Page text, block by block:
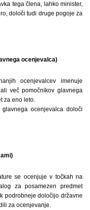
tega člena, lahko minister,
določi tudi druge pogoje za
ocenjevalca)
ocenjevalcev imenuje
več pomočnikov glavnega
za eno leto.
ocenjevalca določi
se ocenjuje v točkah na
za posamezen predmet
podrobneje določijo državne
za ocenjevanje.